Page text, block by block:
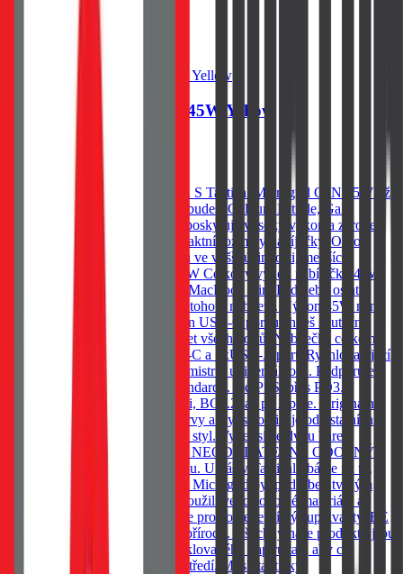
Skladem 20 ks u dodavatele
Tactical Microgrid GaN 45W Yellow
Skladem 20 ks u dodavatele
Dobij noťas, tablet nebo telefon. S Tactical Microgrid GaN 45W už
druhou nabíječku potřebovat nebudeš. Gallium Nitride, GaN
technologie Technologie, která poskytuje vysoký výkon a zároveň
umožňuje zachovat velmi kompaktní rozměry nabíječky. Oproti
ostatním nabíječkám má výhodu ve vyšší účinnosti, menších
rozměrech a delší životnosti. 45W Celkový výkon nabíječky 45W
Ti zaručí, že můžeš nabíjet svůj MacBook Air, iPad nebo ostatní
notebooky a tablety s podporou tohoto nabíjení. Výkon 45W není
sdílený. To znamená, že na jeden USB-C port utáhneš skutečně
celých 45W a neudává jen součet všech portů. Nabíječka celkem
disponuje dvěma porty: 1xUSB-C a 1xUSB-A port. Rychlonabíjecí
standardy Tactical Microgrid je mistr v univerzálnosti. Podporuje
celou škálu rychlonabíjecích standardů. Od PPS, přes PD3.0,
QC3.0, Samsung, AFC, Huawei, BC1.2, až po Apple. Originální
styl Tactical Pečlivě vybrané barvy a styl se odlišuje od ostatních a
zároveň doplňuje tvůj jedinečný styl. Vyber si ze dvou barev.
Nevšední žlutá nebo krutě šedá. NEODOLATELNĚ ODOLNÝ
Tento kousek není jen pro parádu. U nás v Tactical dbáme na to,
aby věci něco vydržely. Tactical Microgrid byl podroben tvrdým
podmínkám a při výrobě jsme použili velice odolné materiály a
aplikovali nejnovější technologie pro co nejlepší výstup kvality. BE
ECO My v Tactical máme rádi přírodu. Všechny naše produkty jsou
balené do ECO krabiček z recyklovaného papíru tak, aby co
nejméně zatěžovaly životní prostředí. Mysli takticky!